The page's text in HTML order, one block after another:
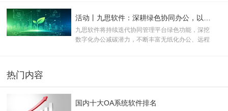
九思软件将持续迭代协同管理平台绿色功能，深挖
数字化办公减碳潜力，不断丰富无纸化办公、远程
热门内容
国内十大OA系统软件排名